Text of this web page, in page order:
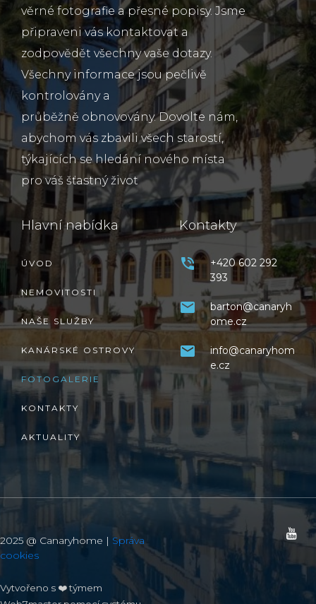
věrné fotografie a přesné popisy. Jsme
připraveni vás kontaktovat a
zodpovědět všechny vaše dotazy.
Všechny informace jsou pečlivě
kontrolovány a
průběžně obnovovány. Dovolte nám,
abychom vás zbavili všech starostí,
týkajících se hledání nového místa
pro váš šťastný život
Hlavní nabídka
ÚVOD
NEMOVITOSTI
NAŠE SLUŽBY
KANÁRSKÉ OSTROVY
FOTOGALERIE
KONTAKTY
AKTUALITY
Kontakty
+420 602 292
393
barton@canaryh
ome.cz
info@canaryhom
e.cz
2025 @ Canaryhome | Správa
cookies
Vytvořeno s ❤️ týmem